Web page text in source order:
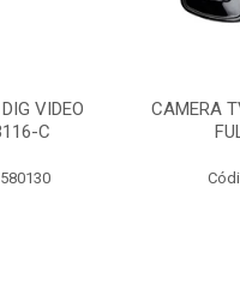
VIDEO
C
CAMERA